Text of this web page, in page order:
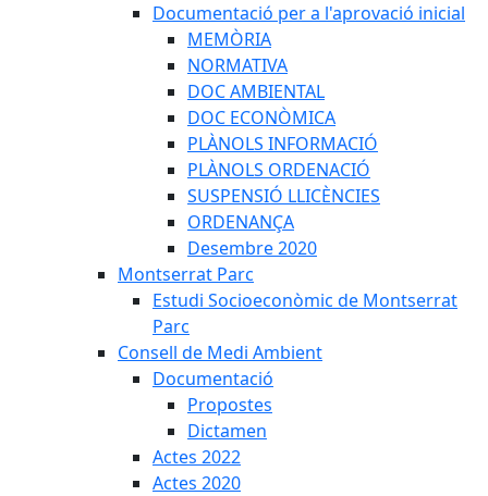
Documentació per a l'aprovació inicial
MEMÒRIA
NORMATIVA
DOC AMBIENTAL
DOC ECONÒMICA
PLÀNOLS INFORMACIÓ
PLÀNOLS ORDENACIÓ
SUSPENSIÓ LLICÈNCIES
ORDENANÇA
Desembre 2020
Montserrat Parc
Estudi Socioeconòmic de Montserrat
Parc
Consell de Medi Ambient
Documentació
Propostes
Dictamen
Actes 2022
Actes 2020